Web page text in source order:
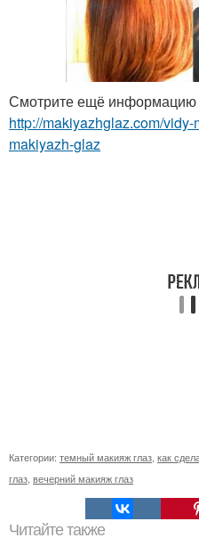
Смотрите ещё информацию
http://makiyazhglaz.com/
makiyazh-glaz
Категории: темный макияж глаз как
глаз вечерний макияж глаз
Читайте также